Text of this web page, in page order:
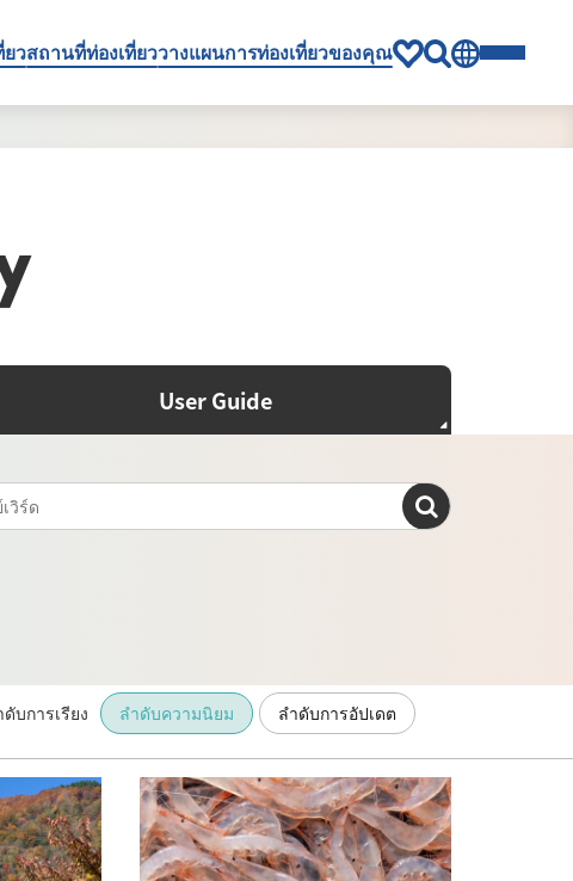
วสถานที่ท่องเที่ยววางแผนการท่องเที่ยวของคุณ
User Guide
ดับการเรียง ลำดับความนิยม ลำดับการอัปเดต